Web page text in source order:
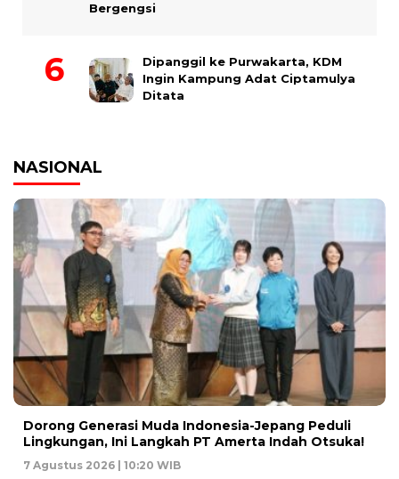
Bergengsi
Dipanggil ke Purwakarta, KDM
Ingin Kampung Adat Ciptamulya
Ditata
NASIONAL
Dorong Generasi Muda Indonesia-Jepang Peduli
Lingkungan, Ini Langkah PT Amerta Indah Otsuka!
7 Agustus 2026 | 10:20 WIB